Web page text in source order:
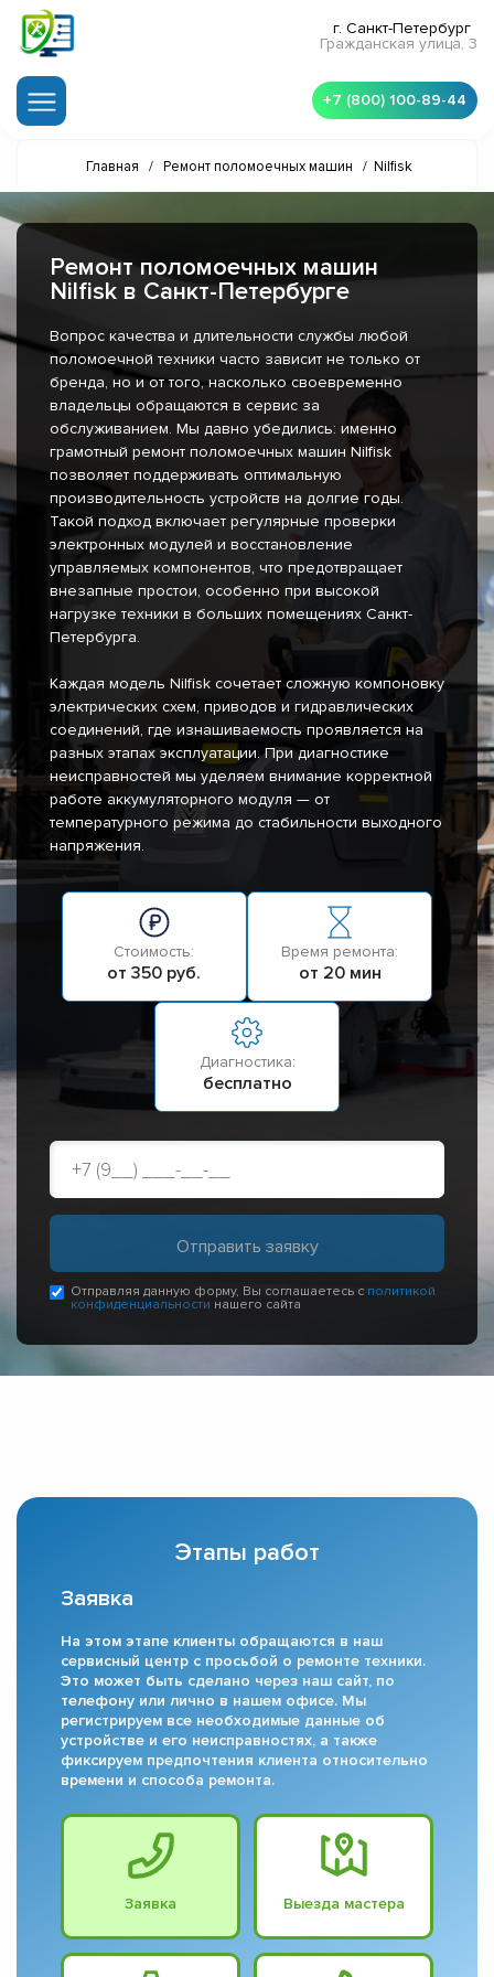
г. Санкт-Петербург
Гражданская улица, 3
+7 (800) 100-89-44
Главная / Ремонт поломоечных машин / Nilfisk
Ремонт поломоечных машин
Nilfisk в Санкт-Петербурге
Вопрос качества и длительности службы любой
поломоечной техники часто зависит не только от
бренда, но и от того, насколько своевременно
владельцы обращаются в сервис за
обслуживанием. Мы давно убедились: именно
грамотный ремонт поломоечных машин Nilfisk
позволяет поддерживать оптимальную
производительность устройств на долгие годы.
Такой подход включает регулярные проверки
электронных модулей и восстановление
управляемых компонентов, что предотвращает
внезапные простои, особенно при высокой
нагрузке техники в больших помещениях Санкт-
Петербурга.
Каждая модель Nilfisk сочетает сложную компоновку
электрических схем, приводов и гидравлических
соединений, где изнашиваемость проявляется на
разных этапах эксплуатации. При диагностике
неисправностей мы уделяем внимание корректной
работе аккумуляторного модуля — от
температурного режима до стабильности выходного
напряжения.
Стоимость:
от 350 руб.
Время ремонта:
от 20 мин
Диагностика:
бесплатно
Отправляя данную форму, Вы соглашаетесь с политикой
конфиденциальности нашего сайта
Этапы работ
Заявка
На этом этапе клиенты обращаются в наш
сервисный центр с просьбой о ремонте техники.
Это может быть сделано через наш сайт, по
телефону или лично в нашем офисе. Мы
регистрируем все необходимые данные об
устройстве и его неисправностях, а также
фиксируем предпочтения клиента относительно
времени и способа ремонта.
Заявка Выезда мастера